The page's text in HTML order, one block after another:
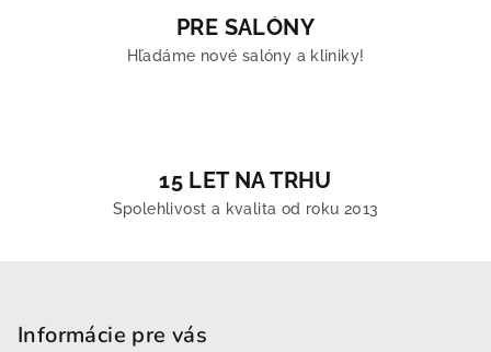
PRE SALÓNY
Hľadáme nové salóny a kliniky!
15 LET NA TRHU
Spolehlivost a kvalita od roku 2013
Informácie pre vás